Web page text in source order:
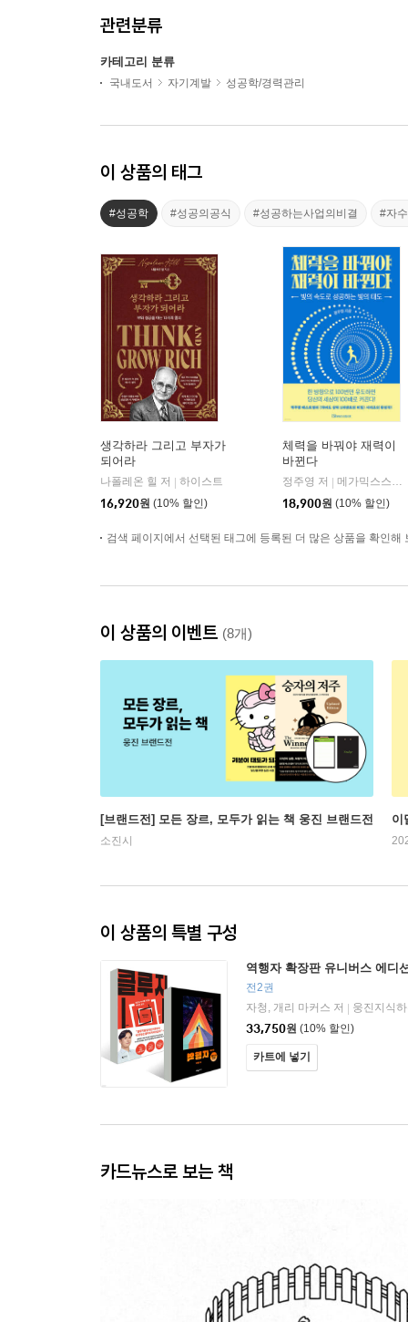
관련분류
카테고리 분류
국내도서 자기계발 성공학/경력관리
이 상품의 태그
#성공학 #성공의공식 #성공하는사업의비결 #자
생각하라 그리고 부자가
되어라
나폴레온 힐 저
하이스트
16,920원 (10% 할인)
체력을 바꿔야 재력이
바뀐다
정주영 저
메가믹스스튜디오
18,900원 (10% 할인)
검색 페이지에서 선택된 태그에 등록된 더 많은 상품을 확인해
이 상품의 이벤트 (8개)
[브랜드전] 모든 장르, 모두가 읽는 책 웅진 브랜드전
소진시
이
이 상품의 특별 구성
역행자 확장판 유니버스 에디
전2권
자청, 개리 마커스 저
웅진지식
33,750원 (10% 할인)
카트에 넣기
카드뉴스로 보는 책